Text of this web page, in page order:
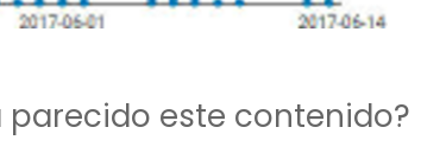
este contenido?